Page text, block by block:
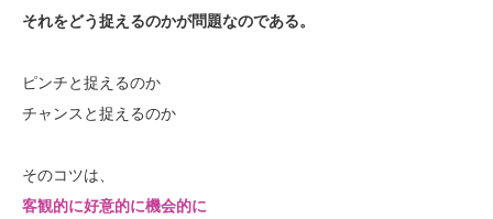
それをどう捉えるのかが問題なのである。
ピンチと捉えるのか
チャンスと捉えるのか
そのコツは、
客観的に好意的に機会的に